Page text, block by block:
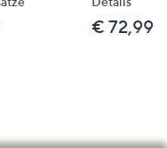
€ 72,99